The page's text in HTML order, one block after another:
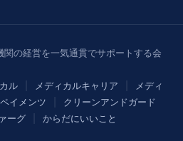
の経営を一気通貫でサポートする会
ル メディカルキャリア
メディ
イメンツ
クリーンアンドガード
ーグ からだにいいこと